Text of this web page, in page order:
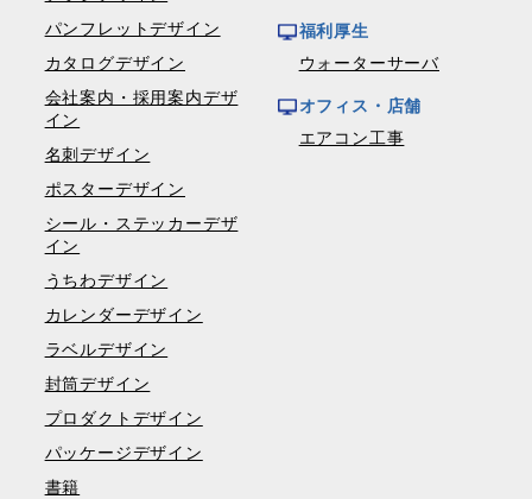
パンフレットデザイン
カタログデザイン
会社案内・採用案内デザ
イン
名刺デザイン
ポスターデザイン
シール・ステッカーデザ
イン
うちわデザイン
カレンダーデザイン
ラベルデザイン
封筒デザイン
プロダクトデザイン
パッケージデザイン
書籍
福利厚生
ウォーターサーバ
オフィス・店舗
エアコン工事